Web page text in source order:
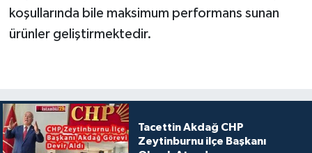
koşullarında bile maksimum performans sunan
ürünler geliştirmektedir.
Tacettin Akdağ CHP
Zeytinburnu ilçe Başkanı